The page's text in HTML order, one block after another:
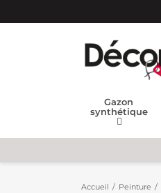
Gazon
synthétique
Accueil Peinture